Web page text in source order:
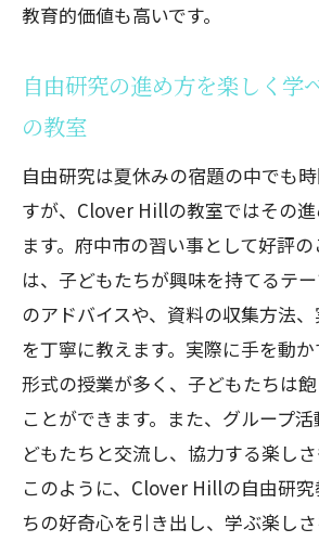
教育的価値も高いです。
自由研究の進め方を楽しく
の教室
自由研究は夏休みの宿題の中でも
すが、Clover Hillの教室ではその
ます。府中市の習い事として好評
は、子どもたちが興味を持てるテ
のアドバイスや、資料の収集方法
を丁寧に教えます。実際に手を動
形式の授業が多く、子どもたちは
ことができます。また、グループ
どもたちと交流し、協力する楽しさ
このように、Clover Hillの自由研
ちの好奇心を引き出し、学ぶ楽しさ